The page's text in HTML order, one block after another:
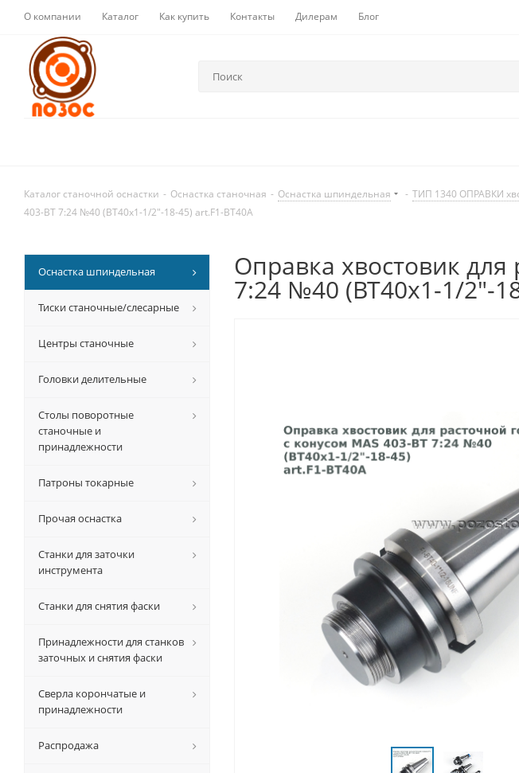
О компании Каталог Как купить Контакты Дилерам Блог
Каталог станочной оснастки - Оснастка станочная - Оснастка шпиндельная - ТИП 1340 ОПРАВКИ
403-BT 7:24 №40 (BT40x1-1/2"-18-45) art.F1-BT40A
Оправка хвостовик для
7:24 №40 (BT40x1-1/2"-
Оснастка шпиндельная
Тиски станочные/слесарные
Центры станочные
Головки делительные
Столы поворотные
станочные и
принадлежности
Патроны токарные
Прочая оснастка
Станки для заточки
инструмента
Станки для снятия фаски
Принадлежности для станков
заточных и снятия фаски
Сверла корончатые и
принадлежности
Распродажа